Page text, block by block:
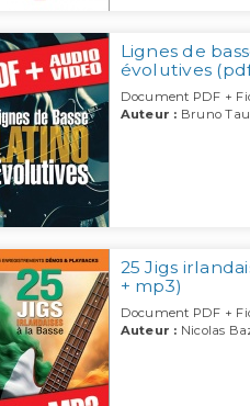
Lignes de
évolutives
Document PDF +
Auteur : Bruno
25 Jigs
+ mp3)
Document PDF +
Auteur : Nicolas